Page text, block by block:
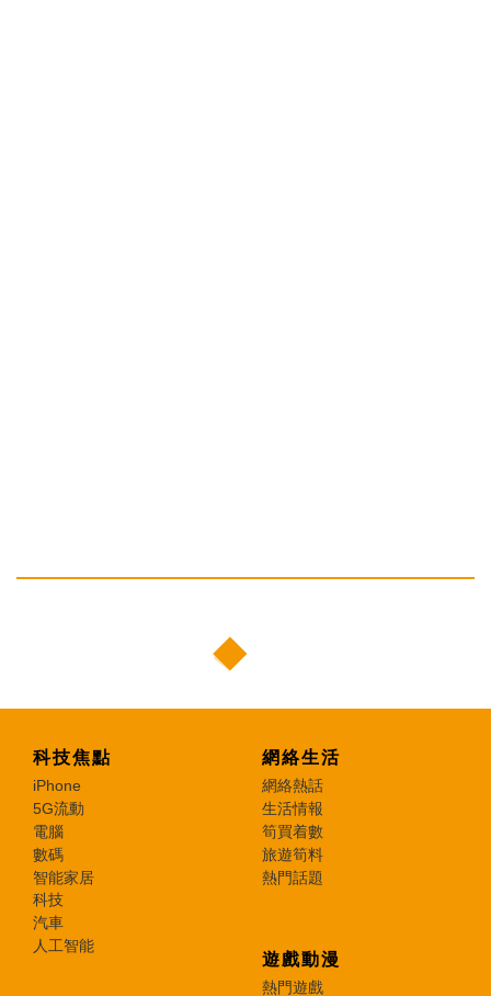
科技焦點
iPhone
5G流動
電腦
數碼
智能家居
科技
汽車
人工智能
網絡生活
網絡熱話
生活情報
筍買着數
旅遊筍料
熱門話題
遊戲動漫
熱門遊戲